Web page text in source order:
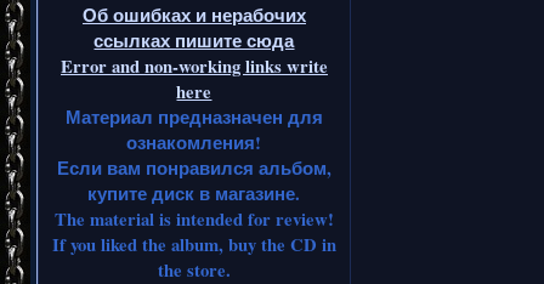
Об ошибках и нерабочих
ссылках пишите сюда
Error and non-working links write
here
Материал предназначен для
ознакомления!
Если вам понравился альбом,
купите диск в магазине.
The material is intended for review!
If you liked the album, buy the CD in
the store.